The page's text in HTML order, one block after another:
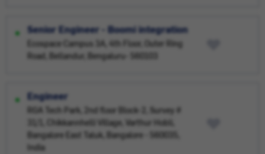
Senior Engineer - Boomi integration
Ecospace Campus 3A, 4th Floor, Outer Ring
Road, Bellandur, Bengaluru- 560103
Engineer
RGA Tech Park, 2nd floor Block-2, Survey #
31/1, Chikkannhelli Village, Varthur Hobli,
Bangalore East Taluk, Bangalore - 560035,
India